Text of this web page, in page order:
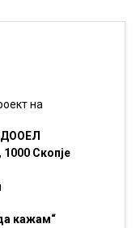
на
Скопје
кажам“